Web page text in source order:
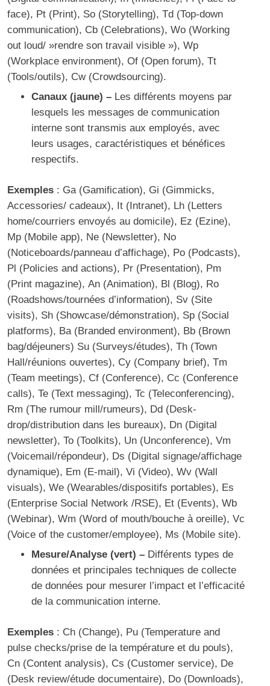
face), Pt (Print), So (Storytelling), Td (Top-down
communication), Cb (Celebrations), Wo (Working
out loud/ »rendre son travail visible »), Wp
(Workplace environment), Of (Open forum), Tt
(Tools/outils), Cw (Crowdsourcing).
Canaux (jaune) – Les différents moyens par
lesquels les messages de communication
interne sont transmis aux employés, avec
leurs usages, caractéristiques et bénéfices
respectifs.
Exemples : Ga (Gamification), Gi (Gimmicks,
Accessories/ cadeaux), It (Intranet), Lh (Letters
home/courriers envoyés au domicile), Ez (Ezine),
Mp (Mobile app), Ne (Newsletter), No
(Noticeboards/panneau d’affichage), Po (Podcasts),
Pl (Policies and actions), Pr (Presentation), Pm
(Print magazine), An (Animation), Bl (Blog), Ro
(Roadshows/tournées d’information), Sv (Site
visits), Sh (Showcase/démonstration), Sp (Social
platforms), Ba (Branded environment), Bb (Brown
bag/déjeuners) Su (Surveys/études), Th (Town
Hall/réunions ouvertes), Cy (Company brief), Tm
(Team meetings), Cf (Conference), Cc (Conference
calls), Te (Text messaging), Tc (Teleconferencing),
Rm (The rumour mill/rumeurs), Dd (Desk-
drop/distribution dans les bureaux), Dn (Digital
newsletter), To (Toolkits), Un (Unconference), Vm
(Voicemail/répondeur), Ds (Digital signage/affichage
dynamique), Em (E-mail), Vi (Video), Wv (Wall
visuals), We (Wearables/dispositifs portables), Es
(Enterprise Social Network /RSE), Et (Events), Wb
(Webinar), Wm (Word of mouth/bouche à oreille), Vc
(Voice of the customer/employee), Ms (Mobile site).
Mesure/Analyse (vert) – Différents types de
données et principales techniques de collecte
de données pour mesurer l’impact et l’efficacité
de la communication interne.
Exemples : Ch (Change), Pu (Temperature and
pulse checks/prise de la température et du pouls),
Cn (Content analysis), Cs (Customer service), De
(Desk review/étude documentaire), Do (Downloads),